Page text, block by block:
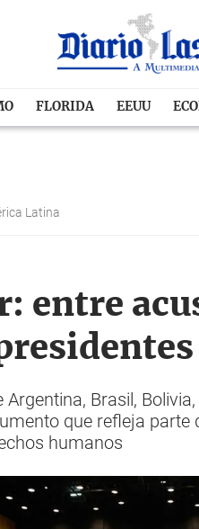
FLORIDA EEUU
Latina
entre
Brasil,
que refleja
humanos